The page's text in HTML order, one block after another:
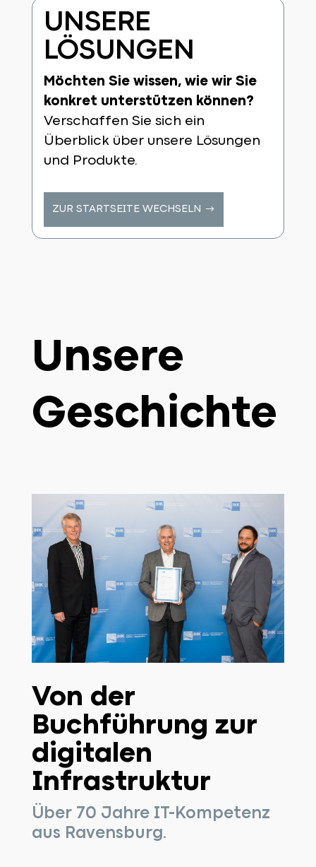
UNSERE
LÖSUNGEN
Möchten Sie wissen, wie wir Sie
konkret unterstützen können?
Verschaffen Sie sich ein
Überblick über unsere Lösungen
und Produkte.
ZUR STARTSEITE WECHSELN
Unsere
Geschichte
Von der
Buchführung zur
digitalen
Infrastruktur
Über 70 Jahre IT-Kompetenz
aus Ravensburg.